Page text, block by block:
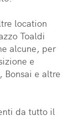
location
Toaldi
alcune, per
e
e altre
da tutto il